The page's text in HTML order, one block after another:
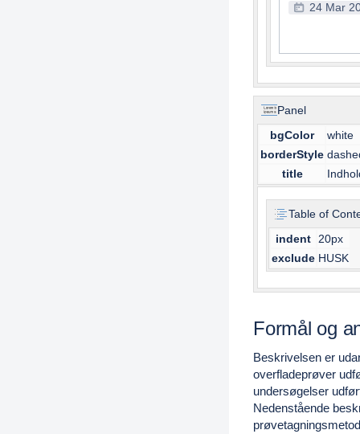
24 Mar
Panel
bgColor
white
borderStyle
title
Table of
indent
20px
exclude HUSK
Formål og
Beskrivelsen er
overfladeprøver
undersøgelser
Nedenstående